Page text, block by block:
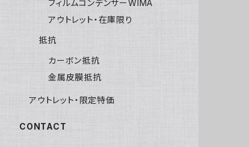
フィルムコンデンサーWIMA
アウトレット・在庫限り
抵抗
カーボン抵抗
金属皮膜抵抗
アウトレット・限定特価
CONTACT